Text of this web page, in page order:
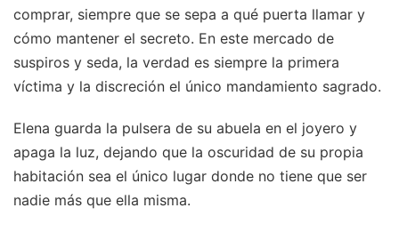
comprar, siempre que se sepa a qué puerta llamar y
cómo mantener el secreto. En este mercado de
suspiros y seda, la verdad es siempre la primera
víctima y la discreción el único mandamiento sagrado.
Elena guarda la pulsera de su abuela en el joyero y
apaga la luz, dejando que la oscuridad de su propia
habitación sea el único lugar donde no tiene que ser
nadie más que ella misma.